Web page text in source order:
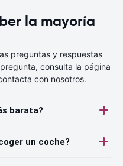
la mayoría
preguntas y respuestas
consulta la página
con nosotros.
barata?
un coche?